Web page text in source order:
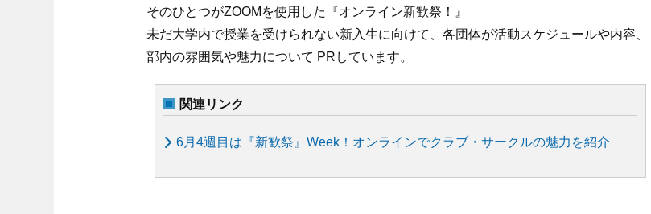
そのひとつがZOOMを使用した『オンライン新歓祭！』
未だ大学内で授業を受けられない新入生に向けて、各団体が活動スケジュールや内容、
部内の雰囲気や魅力について PRしています。
関連リンク
6月4週目は『新歓祭』Week！オンラインでクラブ・サークルの魅力を紹介